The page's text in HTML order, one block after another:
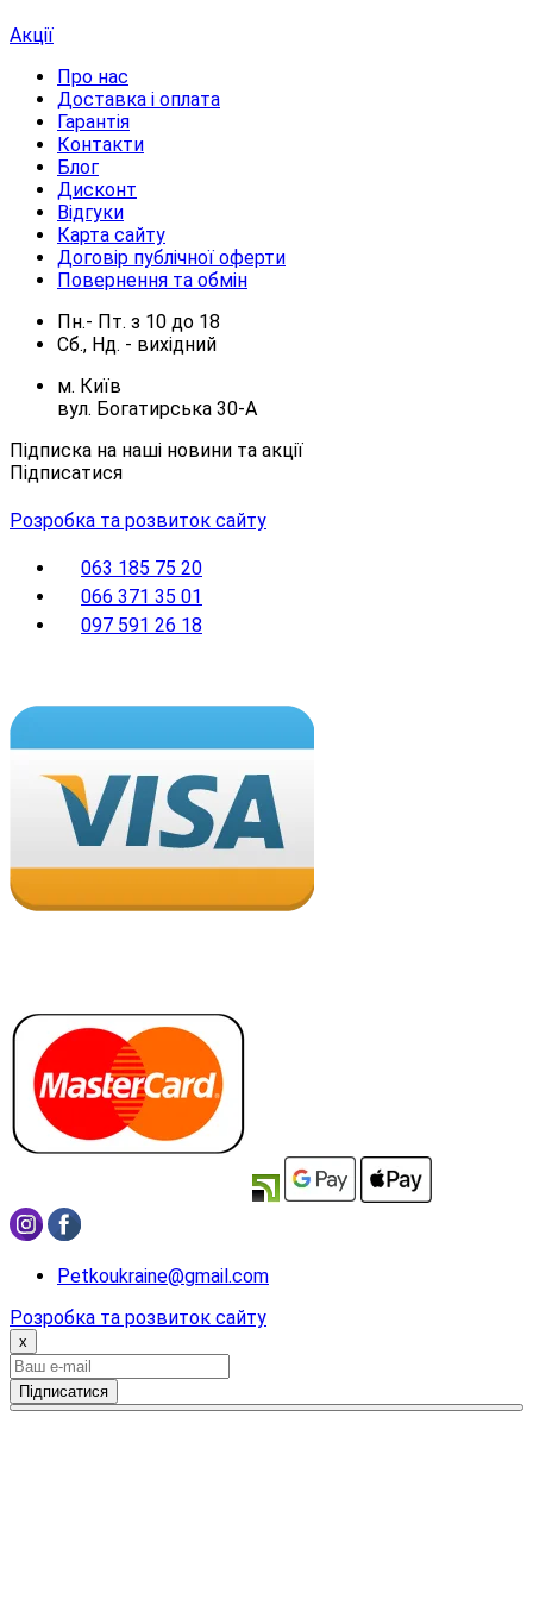
Акції
Про нас
Доставка і оплата
Гарантія
Контакти
Блог
Дисконт
Відгуки
Карта сайту
Договір публічної оферти
Повернення та обмін
Пн.- Пт. з 10 до 18
Сб., Нд. - вихідний
м. Київ
вул. Богатирська 30-А
Підписка на наші новини та акції
Підписатися
Розробка та розвиток сайту
063 185 75 20
066 371 35 01
097 591 26 18
Petkoukraine@gmail.com
Розробка та розвиток сайту
x